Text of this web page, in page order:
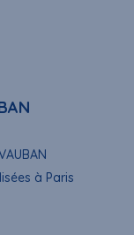
à Paris